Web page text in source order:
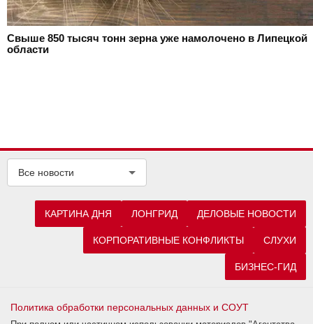
Свыше 850 тысяч тонн зерна уже намолочено в Липецкой
области
Все новости
КАРТИНА ДНЯ ЛОНГРИД ДЕЛОВЫЕ НОВОСТИ
КОРПОРАТИВНЫЕ КОНФЛИКТЫ СЛУХИ
БИЗНЕС-ГИД
Политика обработки персональных данных и СОУТ